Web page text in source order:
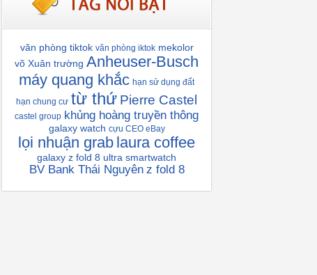
văn phòng tiktok văn phòng iktok mekolor
võ Xuân trường Anheuser-Busch
máy quang khắc hạn sử dụng đất
hạn chung cư từ thứ Pierre Castel
castel group khủng hoàng truyền thông
galaxy watch cựu CEO eBay
lọi nhuận grab laura coffee
galaxy z fold 8 ultra smartwatch
BV Bank Thái Nguyên z fold 8